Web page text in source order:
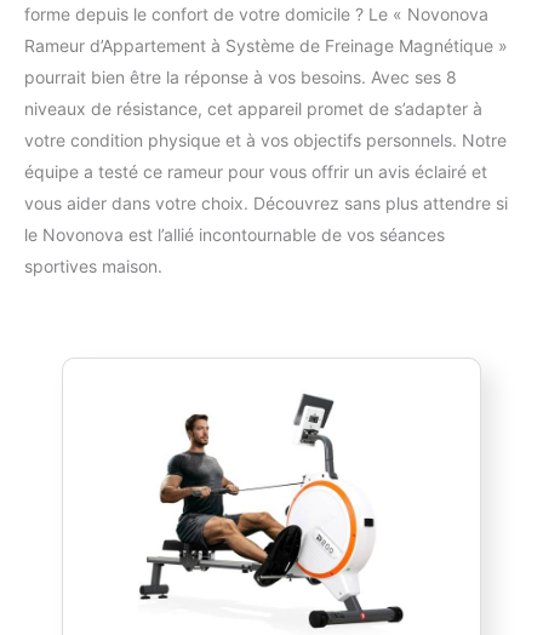
forme depuis le confort de votre domicile ? Le « Novonova
Rameur d’Appartement à Système de Freinage Magnétique »
pourrait bien être la réponse à vos besoins. Avec ses 8
niveaux de résistance, cet appareil promet de s’adapter à
votre condition physique et à vos objectifs personnels. Notre
équipe a testé ce rameur pour vous offrir un avis éclairé et
vous aider dans votre choix. Découvrez sans plus attendre si
le Novonova est l’allié incontournable de vos séances
sportives maison.